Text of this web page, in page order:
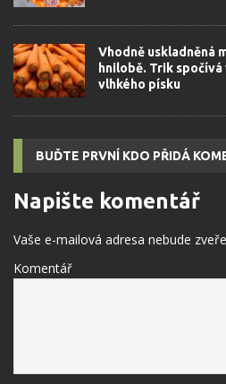
Vhodně uskladněná
hnilobě. Trik
vlhkého písku
BUĎTE PRVNÍ KDO PŘIDÁ
Napište komentář
Vaše e-mailová adresa nebude
Komentář